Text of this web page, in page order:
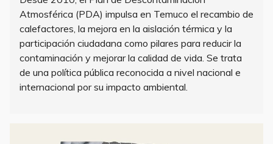
Atmosférica (PDA) impulsa en Temuco el recambio de
calefactores, la mejora en la aislación térmica y la
participación ciudadana como pilares para reducir la
contaminación y mejorar la calidad de vida. Se trata
de una política pública reconocida a nivel nacional e
internacional por su impacto ambiental.